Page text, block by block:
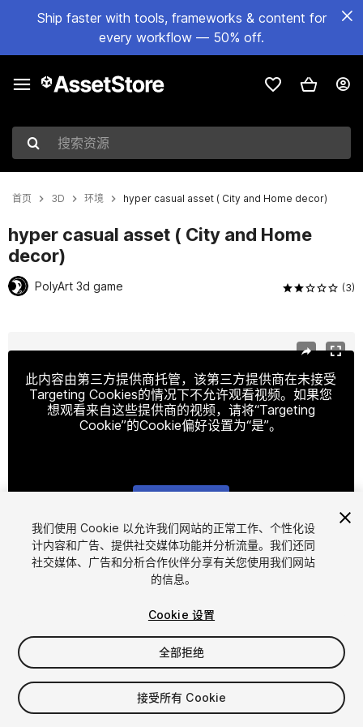
Ship faster with tools, frameworks & content for
every workflow — 50% off.
搜索资源
首页 3D 环境 hyper casual asset ( City and Home decor)
hyper casual asset ( City and Home
decor)
PolyArt 3d game (3)
此内容由第三方提供商托管，该第三方提供商在未接受
Targeting Cookies的情况下不允许观看视频。如果您
想观看来自这些提供商的视频，请将“Targeting
Cookie”的Cookie偏好设置为“是”。
1/12
$9.99
增值税将在结算时计算
我们使用 Cookie 以允许我们网站的正常工作、个性化设
计内容和广告、提供社交媒体功能并分析流量。我们还同
社交媒体、广告和分析合作伙伴分享有关您使用我们网站
的信息。
Cookie 设置
全部拒绝
接受所有 Cookie